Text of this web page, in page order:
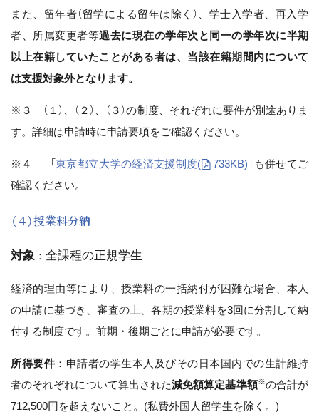
また、留年者（留学による留年は除く）、学士入学者、再入学
者、所属変更者等過去に現在の学年次と同一の学年次に半期
以上在籍していたことがある者は、当該在籍期間内について
は支援対象外となります。
※３ （１）、（２）、（３）の制度、それぞれに要件が別途ありま
す。詳細は申請時に申請要項をご確認ください。
※４ 「 東京都立大学の経済支援制度( 733KB) 」も併せてご
確認ください。
（４）授業料分納
対象 ： 全課程の正規学生
経済的理由等により、授業料の一括納付が困難な場合、本人
の申請に基づき、審査の上、各期の授業料を3回に分割して納
付する制度です。前期・後期ごとに申請が必要です。
所得要件：申請者の学生本人及びその日本国内での生計維持
者のそれぞれについて算出された減免額算定基準額※の合計が
712,500円を超えないこと。(私費外国人留学生を除く。)